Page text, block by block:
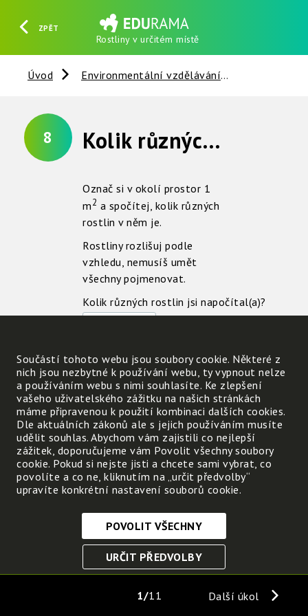
ZPĚT
Rostliny v určitém místě
HLEDAT REGISTROVAT PŘIHLÁSIT SE
Úvod Environmentální vzdělávání
8 Kolik různých rostlin žije společně v určitém místě ?
Označ si v okolí prostor 1
m2 a spočítej, kolik různých
rostlin v něm je.
Rostliny rozlišuj podle
vzhledu, nemusíš umět
všechny pojmenovat.
Kolik různých rostlin jsi napočítal(a)?
Napiš jména těch z nich, které umíš
pojmenovat:
Můžeš podobně spočítat
živočichy, kteří žijí v
některém místě? ANO / NE
Další úkol
1 11
Součástí tohoto webu jsou soubory cookie. Některé z
nich jsou nezbytné k používání webu, ty vypnout nelze
a používáním webu s nimi souhlasíte. Ke zlepšení
vašeho uživatelského zážitku na našich stránkách
máme připravenou k použití kombinaci dalších cookies.
Dle aktuálních zákonů ale s jejich používáním musíte
udělit souhlas. Abychom vám zajistili co nejlepší
zážitek, doporučujeme vám Povolit všechny soubory
cookie. Pokud si nejste jisti a chcete sami vybrat, co
povolíte a co ne, kliknutím na „určit předvolby“
upravíte konkrétní nastavení souborů cookie.
Nezbytně nutné cookies
Tyto soubory cookie jsou nezbytné, abyste se mohli
funkce. Bez těchto cookies by webové stránky
POVOLIT VŠECHNY
URČIT PŘEDVOLBY